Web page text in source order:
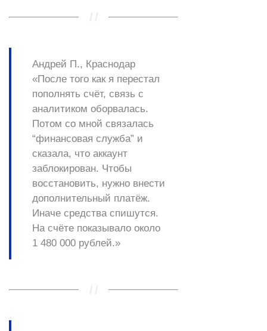
Андрей П., Краснодар
«После того как я перестал
пополнять счёт, связь с
аналитиком оборвалась.
Потом со мной связалась
“финансовая служба” и
сказала, что аккаунт
заблокирован. Чтобы
восстановить, нужно внести
дополнительный платёж.
Иначе средства спишутся.
На счёте показывало около
1 480 000 рублей.»